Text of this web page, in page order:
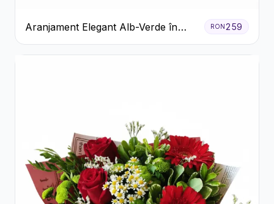
Aranjament Elegant Alb-Verde în
Cutie Gri
RON 259